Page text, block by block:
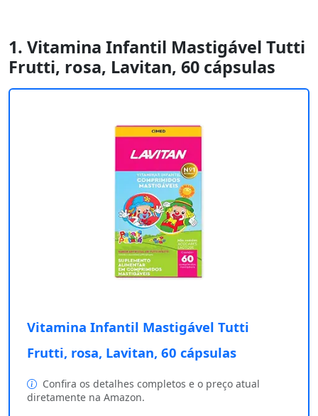
1. Vitamina Infantil Mastigável Tutti
Frutti, rosa, Lavitan, 60 cápsulas
Vitamina Infantil Mastigável Tutti
Frutti, rosa, Lavitan, 60 cápsulas
Confira os detalhes completos e o preço atual
diretamente na Amazon.